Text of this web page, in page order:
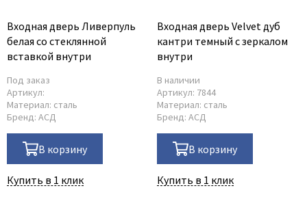
Входная дверь Ливерпуль
белая со стеклянной
вставкой внутри
Под заказ
Артикул:
Материал: сталь
Бренд: АСД
В корзину
Купить в 1 клик
Входная дверь Velvet дуб
кантри темный с зеркалом
внутри
В наличии
Артикул: 7844
Материал: сталь
Бренд: АСД
В корзину
Купить в 1 клик